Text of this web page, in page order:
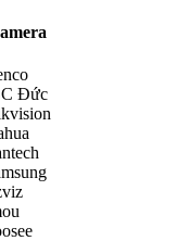
Đức